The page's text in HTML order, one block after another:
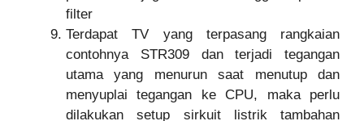
filter
Terdapat TV yang terpasang rangkaian
contohnya STR309 dan terjadi tegangan
utama yang menurun saat menutup dan
menyuplai tegangan ke CPU, maka perlu
dilakukan setup sirkuit listrik tambahan